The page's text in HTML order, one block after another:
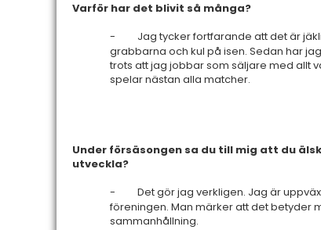
Varför har det blivit så många?
-
Jag tycker fortfarande att det är
grabbarna och kul på isen. Sedan har
trots att jag jobbar som säljare med allt
spelar nästan alla matcher.
Under försäsongen sa du till mig att du
utveckla?
-
Det gör jag verkligen. Jag är
föreningen. Man märker att det betyder
sammanhållning.